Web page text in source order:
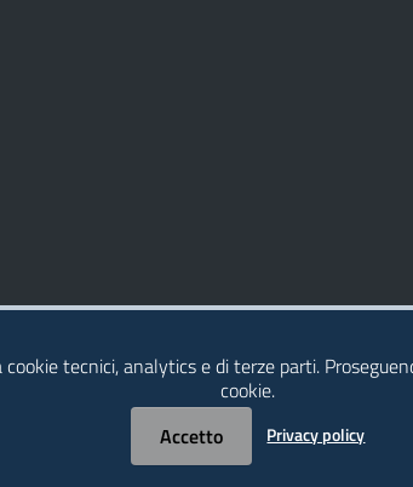
tecnici, analytics e di terze parti.
cookie.
Accetto
Privacy policy